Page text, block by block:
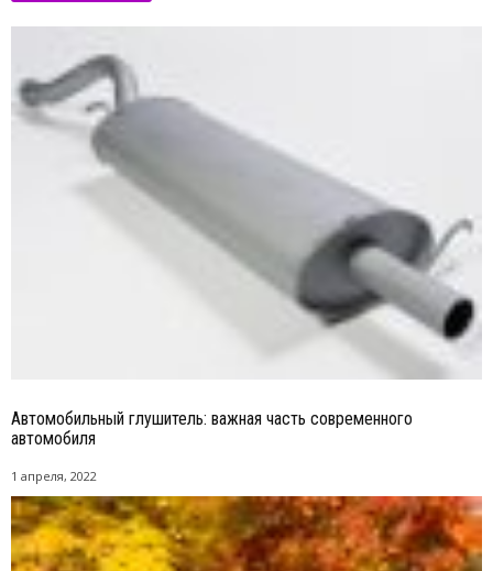
Автомобильный глушитель: важная часть современного
автомобиля
1 апреля, 2022